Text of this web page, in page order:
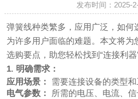
发布时间：2025-
弹簧线种类繁多，应用广泛，如何
为许多用户面临的难题。本文将为
选购要点，助您轻松找到“连接利器”
1. 明确需求：
应用场景：
需要连接设备的类型和
电气参数：
所需的电压、电流、信